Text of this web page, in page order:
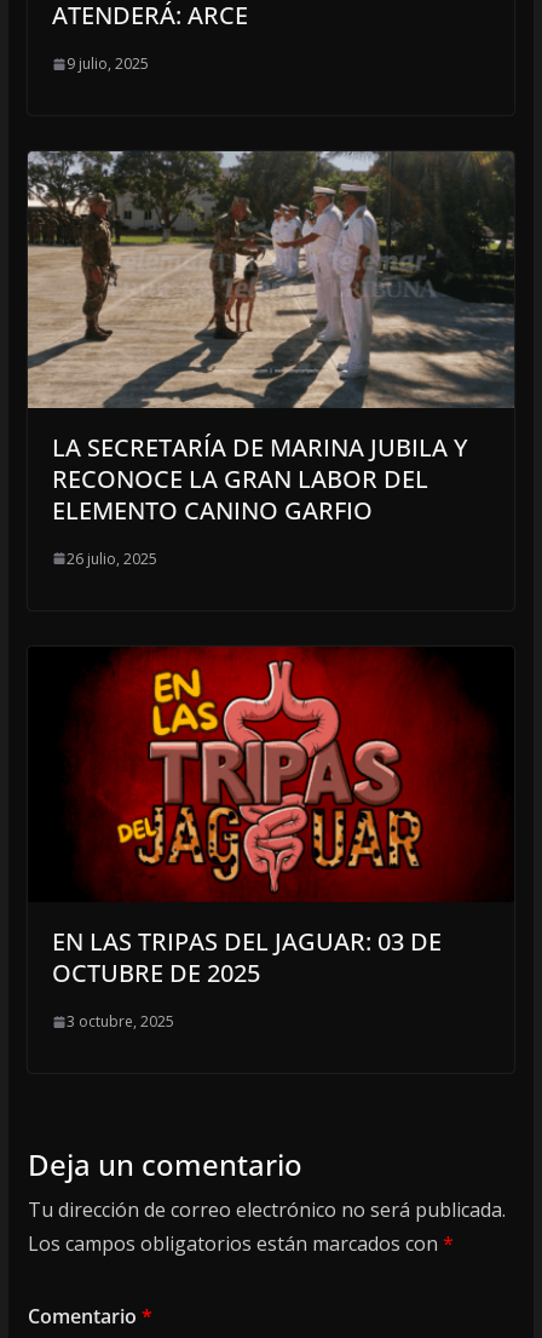
ATENDERÁ: ARCE
9 julio, 2025
LA SECRETARÍA DE MARINA JUBILA Y
RECONOCE LA GRAN LABOR DEL
ELEMENTO CANINO GARFIO
26 julio, 2025
EN LAS TRIPAS DEL JAGUAR: 03 DE
OCTUBRE DE 2025
3 octubre, 2025
Deja un comentario
Tu dirección de correo electrónico no será publicada.
Los campos obligatorios están marcados con *
Comentario *